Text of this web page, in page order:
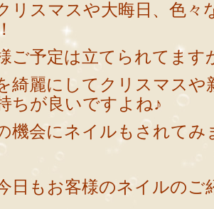
リスマスや大晦日、色々
ご予定は立てられてます
綺麗にしてクリスマスや
ちが良いですよね♪
機会にネイルもされてみ
日もお客様のネイルのご